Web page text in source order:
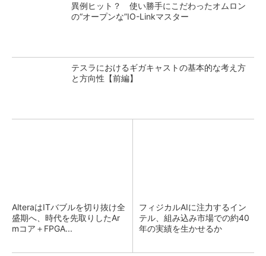
異例ヒット？ 使い勝手にこだわったオムロン
の“オープンな”IO-Linkマスター
テスラにおけるギガキャストの基本的な考え方
と方向性【前編】
AlteraはITバブルを切り抜け全
盛期へ、時代を先取りしたAr
mコア＋FPGA...
フィジカルAIに注力するイン
テル、組み込み市場での約40
年の実績を生かせるか